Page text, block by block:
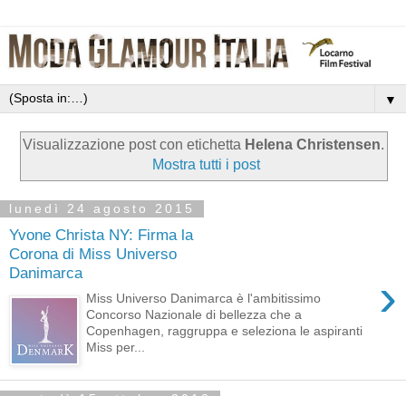
▼
Visualizzazione post con etichetta Helena Christensen.
Mostra tutti i post
lunedì 24 agosto 2015
Yvone Christa NY: Firma la
Corona di Miss Universo
Danimarca
›
Miss Universo Danimarca è l'ambitissimo
Concorso Nazionale di bellezza che a
Copenhagen, raggruppa e seleziona le aspiranti
Miss per...